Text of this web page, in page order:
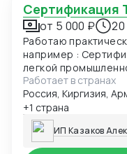
от 5 000 ₽
Работаю
например : Сертификат соответствия на продукцию
легкой
Сертификат
продукции,
подростков 007 ТР
Сертификат
низковольтного
Сертификат
Работает в странах
Россия, Киргизия,
+1 страна
ИП Казаков